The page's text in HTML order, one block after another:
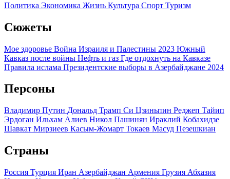
Политика Экономика Жизнь Культура Спорт Туризм
Сюжеты
Мое здоровье Война Израиля и Палестины 2023 Южный
Кавказ после войны Нефть и газ Где отдохнуть на Кавказе
Правила ислама Президентские выборы в Азербайджане 2024
Персоны
Владимир Путин Дональд Трамп Си Цзиньпин Реджеп Тайип
Эрдоган Ильхам Алиев Никол Пашинян Ираклий Кобахидзе
Шавкат Мирзиеев Касым-Жомарт Токаев Масуд Пезешкиан
Страны
Россия Турция Иран Азербайджан Армения Грузия Абхазия